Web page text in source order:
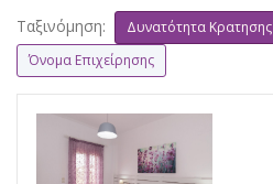
Ταξινόμηση: Δυνατότητα Κρατησης
Όνομα Επιχείρησης